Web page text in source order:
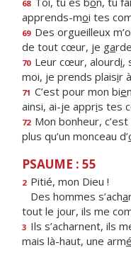
68
apprends-moi tes
69 Des orgueilleux
de tout cœur, je ga
70 Leur cœur, alourdi,
moi, je prends plaisir
71 C’est pour mon bie
ainsi, ai-je appris tes
72 Mon bonheur, c’est
plus qu’un monceau d’
PSAUME : 55
2 Pitié, mon Dieu !
Des hommes s’acha
tout le jour, ils me
3 Ils s’acharnent, ils
mais là-haut, une armé